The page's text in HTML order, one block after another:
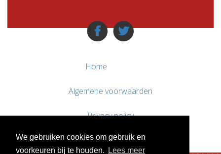
We gebruiken cookies om gebruik en
voorkeuren bij te houden.
Lees meer
Home
Algemene voorwaarden
Privacy policy
Contact / Support